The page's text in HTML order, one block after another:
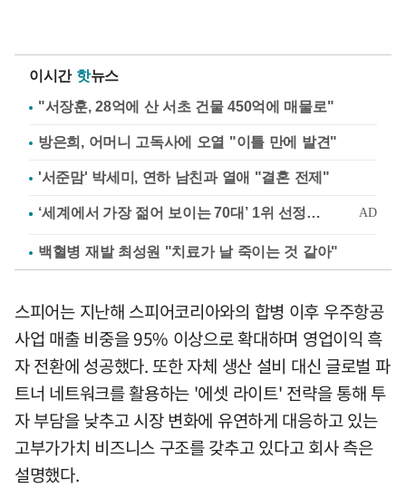
이시간 핫뉴스
"서장훈, 28억에 산 서초 건물 450억에 매물로"
방은희, 어머니 고독사에 오열 "이틀 만에 발견"
'서준맘' 박세미, 연하 남친과 열애 "결혼 전제"
백혈병 재발 최성원 "치료가 날 죽이는 것 같아"
스피어는 지난해 스피어코리아와의 합병 이후 우주항공
사업 매출 비중을 95% 이상으로 확대하며 영업이익 흑
자 전환에 성공했다. 또한 자체 생산 설비 대신 글로벌 파
트너 네트워크를 활용하는 '에셋 라이트' 전략을 통해 투
자 부담을 낮추고 시장 변화에 유연하게 대응하고 있는
고부가가치 비즈니스 구조를 갖추고 있다고 회사 측은
설명했다.